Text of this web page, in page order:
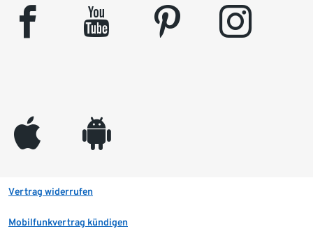
facebook youtube pinterest instagram
appleinc android
Vertrag widerrufen
Mobilfunkvertrag kündigen